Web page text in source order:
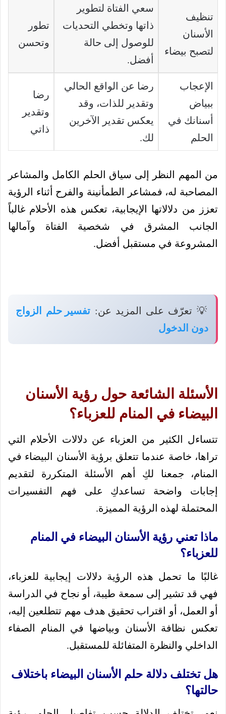
تنظيف
الأسنان
لتصبح بيضاء
سعي الفتاة لتطوير
ذاتها وتخطي التحديات
للوصول إلى حالة
أفضل.
تطور
وتحسن
الإعجاب
ببياض
أسنانك في
الحلم
رضا عن الواقع الحالي
وتقدير للذات، وقد
يعكس تقدير الآخرين
لك.
رضا
وتقدير
ذاتي
من المهم النظر إلى سياق الحلم الكامل والمشاعر
المصاحبة له، فمشاعر الطمأنينة والفرح أثناء الرؤية
تعزز من دلالاتها الإيجابية، تعكس هذه الأحلام غالباً
الجانب المشرق في شخصية الفتاة وآمالها
المشروعة في مستقبل أفضل.
💡 تعرّف على المزيد عن: تفسير حلم الزواج
دون الدخول
الأسئلة الشائعة حول رؤية الأسنان
البيضاء في المنام للعزباء؟
تتساءل الكثير من العزباء عن دلالات الأحلام التي
تراها، خاصة عندما تتعلق برؤية الأسنان البيضاء في
المنام، جمعنا لكِ أهم الأسئلة المتكررة لتقديم
إجابات واضحة تساعدكِ على فهم التفسيرات
المحتملة لهذه الرؤية المميزة.
ماذا تعني رؤية الأسنان البيضاء في المنام
للعزباء؟
غالبًا ما تحمل هذه الرؤية دلالات إيجابية للعزباء،
فهي قد تشير إلى سمعة طيبة، أو نجاح في الدراسة
أو العمل، أو اقتراب تحقيق هدف مهم تتطلعين إليه،
تعكس نظافة الأسنان وبياضها في المنام الصفاء
الداخلي والنظرة المتفائلة للمستقبل.
هل تختلف دلالة حلم الأسنان البيضاء باختلاف
حالتها؟